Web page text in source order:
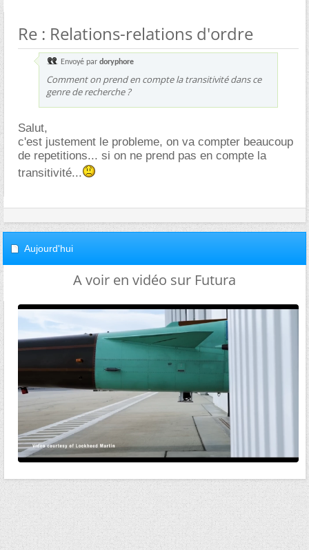
Re : Relations-relations d'ordre
Envoyé par doryphore
Comment on prend en compte la transitivité dans ce
genre de recherche ?
Salut,
c'est justement le probleme, on va compter beaucoup
de repetitions... si on ne prend pas en compte la
transitivité...
Aujourd'hui
A voir en vidéo sur Futura